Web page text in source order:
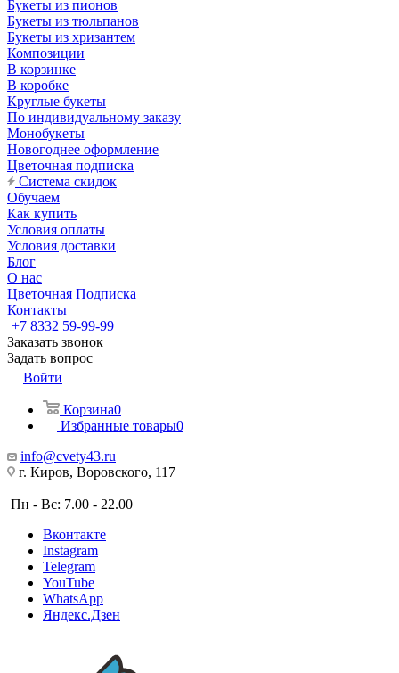
Букеты из пионов
Букеты из тюльпанов
Букеты из хризантем
Композиции
В корзинке
В коробке
Круглые букеты
По индивидуальному заказу
Монобукеты
Новогоднее оформление
Цветочная подписка
Система скидок
Обучаем
Как купить
Условия оплаты
Условия доставки
Блог
О нас
Цветочная Подписка
Контакты
+7 8332 59-99-99
Заказать звонок
Задать вопрос
Войти
Корзина0
Избранные товары0
info@cvety43.ru
г. Киров, Воровского, 117
Пн - Вс: 7.00 - 22.00
Вконтакте
Instagram
Telegram
YouTube
WhatsApp
Яндекс.Дзен